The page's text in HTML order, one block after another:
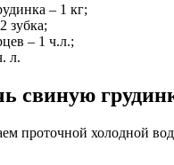
– 1 кг;
зубка;
– 1 ч.л.;
л.
свиную
проточной холодной